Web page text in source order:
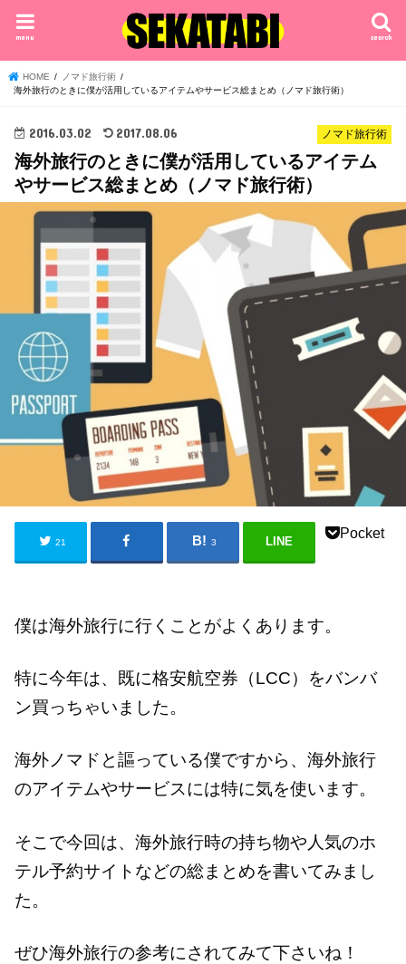
search
menu
HOME
ノマド旅行術
海外旅行のときに僕が活用しているアイテムやサービス総まとめ（ノマド旅行術）
ノマド旅行術
2016.03.02 2017.08.06
海外旅行のときに僕が活用しているアイテム
やサービス総まとめ（ノマド旅行術）
21 3 LINE
Pocket
僕は海外旅行に行くことがよくあります。
特に今年は、既に格安航空券（LCC）をバンバ
ン買っちゃいました。
海外ノマドと謳っている僕ですから、海外旅行
のアイテムやサービスには特に気を使います。
そこで今回は、海外旅行時の持ち物や人気のホ
テル予約サイトなどの総まとめを書いてみまし
た。
ぜひ海外旅行の参考にされてみて下さいね！